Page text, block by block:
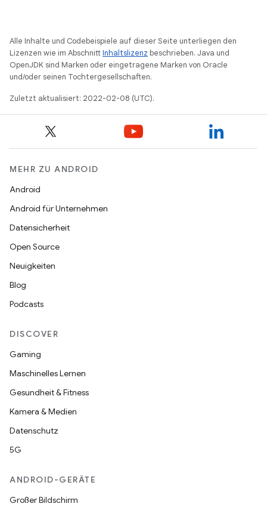
Alle Inhalte und Codebeispiele auf dieser Seite unterliegen den
Lizenzen wie im AbschnittInhaltslizenz beschrieben. Java und
OpenJDK sind Marken oder eingetragene Marken von Oracle
und/oder seinen Tochtergesellschaften.
Zuletzt aktualisiert: 2022-02-08 (UTC).
MEHR ZU ANDROID
Android
Android für Unternehmen
Datensicherheit
Open Source
Neuigkeiten
Blog
Podcasts
DISCOVER
Gaming
Maschinelles Lernen
Gesundheit & Fitness
Kamera & Medien
Datenschutz
5G
ANDROID-GERÄTE
Großer Bildschirm